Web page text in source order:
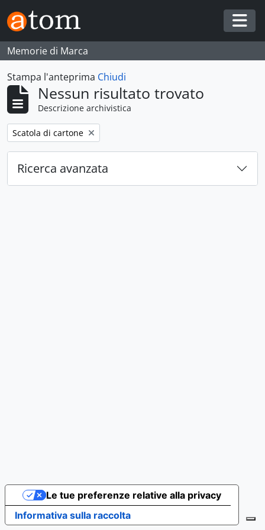
Skip to main content
Memorie di Marca
Stampa l'anteprima Chiudi
Nessun risultato trovato
Descrizione archivistica
Remove filter:
Scatola di cartone
Ricerca avanzata
Informativa sulla raccolta
Le tue preferenze relative alla privacy